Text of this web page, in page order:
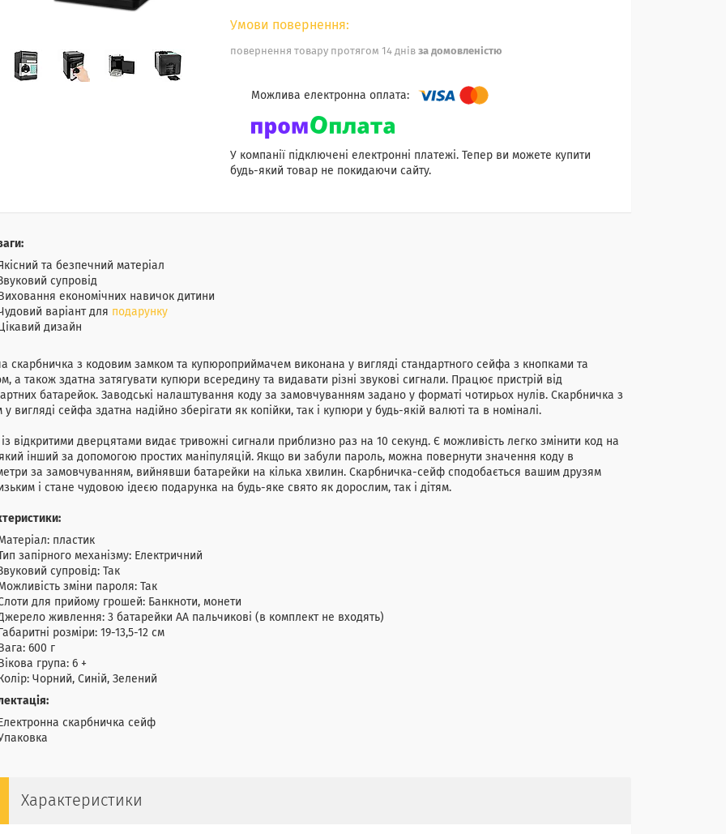
повернення товару протягом 14 днів за домовленістю
У компанії підключені електронні платежі. Тепер ви можете купити
будь-який товар не покидаючи сайту.
та безпечний матеріал
супровід
економічних навичок дитини
варіант для подарунку
дизайн
скарбничка з кодовим замком та купюроприймачем виконана у вигляді стандартного сейфа з кнопками та
а також здатна затягувати купюри всередину та видавати різні звукові сигнали. Працює пристрій від
батарейок. Заводські налаштування коду за замовчуванням задано у форматі чотирьох нулів. Скарбничка з
у вигляді сейфа здатна надійно зберігати як копійки, так і купюри у будь-якій валюті та в номіналі.
відкритими дверцятами видає тривожні сигнали приблизно раз на 10 секунд. Є можливість легко змінити код на
інший за допомогою простих маніпуляцій. Якщо ви забули пароль, можна повернути значення коду в
за замовчуванням, вийнявши батарейки на кілька хвилин. Скарбничка-сейф сподобається вашим друзям
і стане чудовою ідеєю подарунка на будь-яке свято як дорослим, так і дітям.
пластик
запірного механізму: Електричний
супровід: Так
зміни пароля: Так
для прийому грошей: Банкноти, монети
живлення: 3 батарейки АА пальчикові (в комплект не входять)
розміри: 19-13,5-12 см
600 г
група: 6 +
Чорний, Синій, Зелений
скарбничка сейф
Характеристики